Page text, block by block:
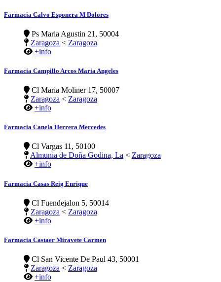
Farmacia Calvo Esponera M Dolores
Ps Maria Agustin 21, 50004
Zaragoza < Zaragoza
+info
Farmacia Campillo Arcos Maria Angeles
Cl Maria Moliner 17, 50007
Zaragoza < Zaragoza
+info
Farmacia Canela Herrera Mercedes
Cl Vargas 11, 50100
Almunia de Doña Godina, La < Zaragoza
+info
Farmacia Casas Reig Enrique
Cl Fuendejalon 5, 50014
Zaragoza < Zaragoza
+info
Farmacia Castaer Miravete Carmen
Cl San Vicente De Paul 43, 50001
Zaragoza < Zaragoza
+info